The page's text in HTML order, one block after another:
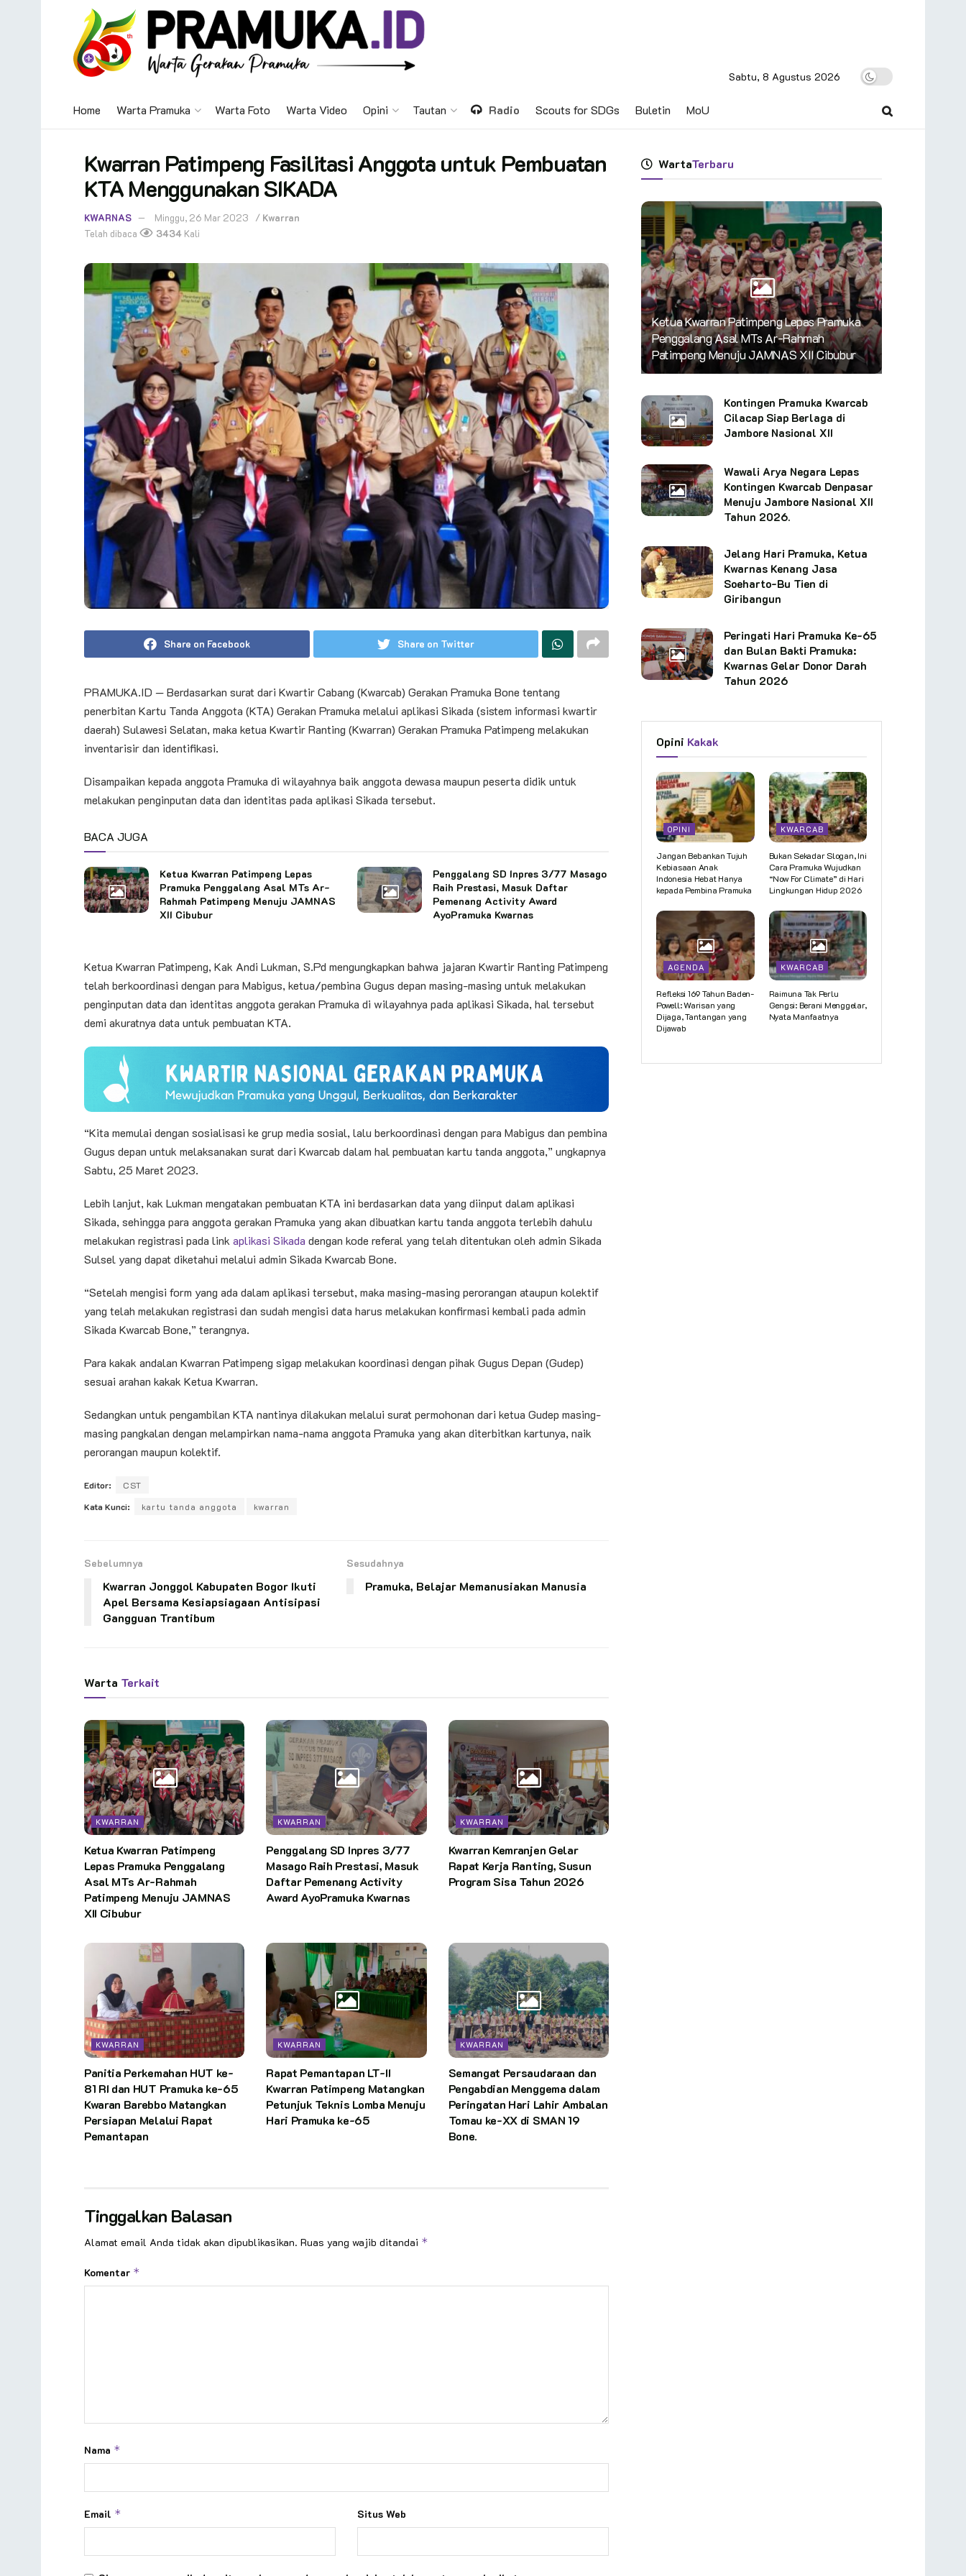
Sabtu, 8 Agustus 2026
Home Warta Pramuka Warta Foto Warta Video Opini Tautan Radio Scouts for SDGs Buletin MoU
Kwarran Patimpeng Fasilitasi Anggota untuk Pembuatan
KTA Menggunakan SIKADA
KWARNAS Minggu, 26 Mar 2023 / Kwarran
Telah dibaca
3434 Kali
Share on Facebook Share on Twitter
PRAMUKA.ID — Berdasarkan surat dari Kwartir Cabang (Kwarcab) Gerakan Pramuka Bone tentang
penerbitan Kartu Tanda Anggota (KTA) Gerakan Pramuka melalui aplikasi Sikada (sistem informasi kwartir
daerah) Sulawesi Selatan, maka ketua Kwartir Ranting (Kwarran) Gerakan Pramuka Patimpeng melakukan
inventarisir dan identifikasi.
Disampaikan kepada anggota Pramuka di wilayahnya baik anggota dewasa maupun peserta didik untuk
melakukan penginputan data dan identitas pada aplikasi Sikada tersebut.
BACA JUGA
Ketua Kwarran Patimpeng Lepas
Pramuka Penggalang Asal MTs Ar-
Rahmah Patimpeng Menuju JAMNAS
XII Cibubur
Penggalang SD Inpres 3/77 Masago
Raih Prestasi, Masuk Daftar
Pemenang Activity Award
AyoPramuka Kwarnas
Ketua Kwarran Patimpeng, Kak Andi Lukman, S.Pd mengungkapkan bahwa jajaran Kwartir Ranting Patimpeng
telah berkoordinasi dengan para Mabigus, ketua/pembina Gugus depan masing-masing untuk melakukan
penginputan data dan identitas anggota gerakan Pramuka di wilayahnya pada aplikasi Sikada, hal tersebut
demi akuratnya data untuk pembuatan KTA.
“Kita memulai dengan sosialisasi ke grup media sosial, lalu berkoordinasi dengan para Mabigus dan pembina
Gugus depan untuk melaksanakan surat dari Kwarcab dalam hal pembuatan kartu tanda anggota,” ungkapnya
Sabtu, 25 Maret 2023.
Lebih lanjut, kak Lukman mengatakan pembuatan KTA ini berdasarkan data yang diinput dalam aplikasi
Sikada, sehingga para anggota gerakan Pramuka yang akan dibuatkan kartu tanda anggota terlebih dahulu
melakukan registrasi pada linkaplikasi Sikada dengan kode referal yang telah ditentukan oleh admin Sikada
Sulsel yang dapat diketahui melalui admin Sikada Kwarcab Bone.
“Setelah mengisi form yang ada dalam aplikasi tersebut, maka masing-masing perorangan ataupun kolektif
yang telah melakukan registrasi dan sudah mengisi data harus melakukan konfirmasi kembali pada admin
Sikada Kwarcab Bone,” terangnya.
Para kakak andalan Kwarran Patimpeng sigap melakukan koordinasi dengan pihak Gugus Depan (Gudep)
sesuai arahan kakak Ketua Kwarran.
Sedangkan untuk pengambilan KTA nantinya dilakukan melalui surat permohonan dari ketua Gudep masing-
masing pangkalan dengan melampirkan nama-nama anggota Pramuka yang akan diterbitkan kartunya, naik
perorangan maupun kolektif.
Editor:
CST
Kata Kunci:
kartu tanda anggota kwarran
Sebelumnya
Kwarran Jonggol Kabupaten Bogor Ikuti
Apel Bersama Kesiapsiagaan Antisipasi
Gangguan Trantibum
Sesudahnya
Pramuka, Belajar Memanusiakan Manusia
Warta Terkait
KWARRAN
Ketua Kwarran Patimpeng
Lepas Pramuka Penggalang
Asal MTs Ar-Rahmah
Patimpeng Menuju JAMNAS
XII Cibubur
KWARRAN
Penggalang SD Inpres 3/77
Masago Raih Prestasi, Masuk
Daftar Pemenang Activity
Award AyoPramuka Kwarnas
KWARRAN
Kwarran Kemranjen Gelar
Rapat Kerja Ranting, Susun
Program Sisa Tahun 2026
KWARRAN
Panitia Perkemahan HUT ke-
81 RI dan HUT Pramuka ke-65
Kwaran Barebbo Matangkan
Persiapan Melalui Rapat
Pemantapan
KWARRAN
Rapat Pemantapan LT-II
Kwarran Patimpeng Matangkan
Petunjuk Teknis Lomba Menuju
Hari Pramuka ke-65
KWARRAN
Semangat Persaudaraan dan
Pengabdian Menggema dalam
Peringatan Hari Lahir Ambalan
Tomau ke-XX di SMAN 19
Bone.
Tinggalkan Balasan
Alamat email Anda tidak akan dipublikasikan. Ruas yang wajib ditandai *
Komentar *
Nama *
Email * Situs Web
WartaTerbaru
Ketua Kwarran Patimpeng Lepas Pramuka
Penggalang Asal MTs Ar-Rahmah
Patimpeng Menuju JAMNAS XII Cibubur
Kontingen Pramuka Kwarcab
Cilacap Siap Berlaga di
Jambore Nasional XII
Wawali Arya Negara Lepas
Kontingen Kwarcab Denpasar
Menuju Jambore Nasional XII
Tahun 2026.
Jelang Hari Pramuka, Ketua
Kwarnas Kenang Jasa
Soeharto-Bu Tien di
Giribangun
Peringati Hari Pramuka Ke-65
dan Bulan Bakti Pramuka:
Kwarnas Gelar Donor Darah
Tahun 2026
Opini Kakak
OPINI
Jangan Bebankan Tujuh
Kebiasaan Anak
Indonesia Hebat Hanya
kepada Pembina Pramuka
KWARCAB
Bukan Sekadar Slogan, Ini
Cara Pramuka Wujudkan
“Now For Climate” di Hari
Lingkungan Hidup 2026
AGENDA
Refleksi 169 Tahun Baden-
Powell: Warisan yang
Dijaga, Tantangan yang
Dijawab
KWARCAB
Raimuna Tak Perlu
Gengsi: Berani Menggelar,
Nyata Manfaatnya